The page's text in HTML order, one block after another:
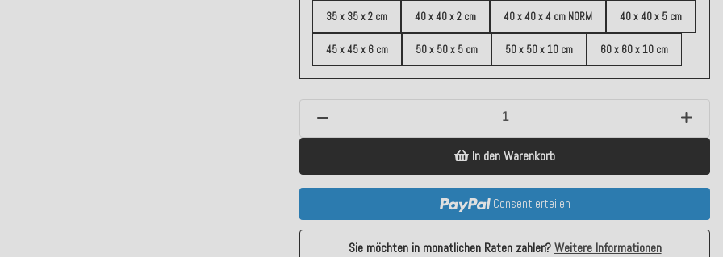
35 x 35 x 2 cm 40 x 40 x 2 cm 40 x 40 x 4 cm NORM 40 x 40 x 5 cm
45 x 45 x 6 cm 50 x 50 x 5 cm 50 x 50 x 10 cm 60 x 60 x 10 cm
In den Warenkorb
Consent erteilen
Sie möchten in monatlichen Raten zahlen?Weitere Informationen